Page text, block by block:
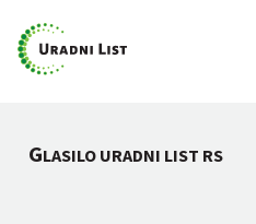
GLASILO URADNI LIST RS